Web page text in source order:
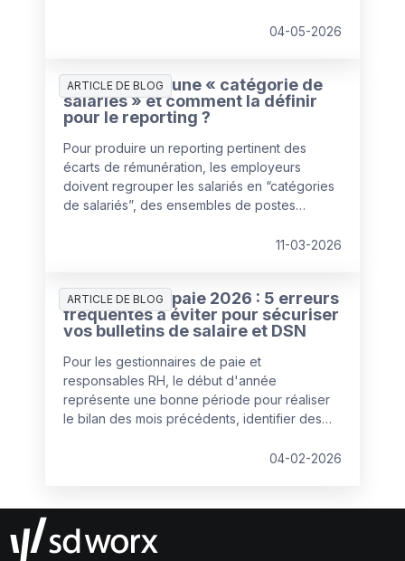
confiance. L'enjeu : aligner la solution sur les
04-05-2026
ARTICLE DE BLOG
Qu’est-ce qu’une « catégorie de
salariés » et comment la définir
pour le reporting ?
Pour produire un reporting pertinent des
écarts de rémunération, les employeurs
doivent regrouper les salariés en “catégories
de salariés”, des ensembles de postes
11-03-2026
ARTICLE DE BLOG
Gestion de la paie 2026 : 5 erreurs
fréquentes à éviter pour sécuriser
vos bulletins de salaire et DSN
Pour les gestionnaires de paie et
responsables RH, le début d'année
représente une bonne période pour réaliser
le bilan des mois précédents, identifier des
de paie et les processus de paie. Qualité de
des managers… Johanne Decelle,
gestionnaire de paie confirmée chez SD
Worx, partage ses recommandations pour
04-02-2026